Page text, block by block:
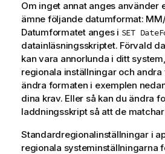
Om inget annat anges använder
ämne följande datumformat: MM/
Datumformatet anges i SET
datainläsningsskriptet. Förvald
kan vara annorlunda i ditt
regionala inställningar och andra
ändra formaten i exemplen
dina krav. Eller så kan du ändra
laddningsskript så att de
Standardregionalinställningar i
regionala systeminställningarna